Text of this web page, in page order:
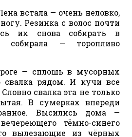
встала — очень неловко,
Резинка с волос почти
их снова собирать в
собирала — торопливо
— сплошь в мусорных
свалка рядом. И кучи все
свалка эта не только
В сумерках впереди
Высились дома —
тёмно-синего
вылезающие из чёрных